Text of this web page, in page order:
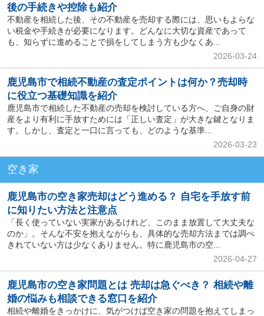
後の手続きや控除も紹介
不動産を相続した後、その不動産を売却する際には、思いもよらな
い税金や手続きが必要になります。どんなに大切な資産であって
も、知らずに進めることで損をしてしまう方も少なくあ...
2026-03-24
鹿児島市で相続不動産の査定ポイントは何か？売却時
に役立つ基礎知識を紹介
鹿児島市で相続した不動産の売却を検討している方へ、ご自身の財
産をより有利に手放すためには「正しい査定」が大きな鍵となりま
す。しかし、査定と一口に言っても、どのような基準...
2026-03-23
空き家
鹿児島市の空き家売却はどう進める？ 自宅を手放す前
に知りたい方法と注意点
「長く使っていない実家があるけれど、このまま放置して大丈夫な
のか」。そんな不安を抱えながらも、具体的な売却方法までは調べ
きれていない方は少なくありません。特に鹿児島市の空...
2026-04-27
鹿児島市の空き家問題とは 売却は急ぐべき？ 相続や離
婚の悩みも相談できる窓口を紹介
相続や離婚をきっかけに、気がつけば空き家の問題を抱えてしまっ